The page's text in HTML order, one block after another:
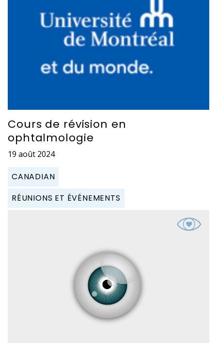
Cours de révision en
ophtalmologie
19 août 2024
CANADIAN
RÉUNIONS ET ÉVÉNEMENTS